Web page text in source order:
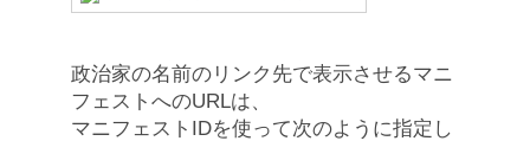
政治家の名前のリンク先で表示させるマニ
フェストへのURLは、
マニフェストIDを使って次のように指定し